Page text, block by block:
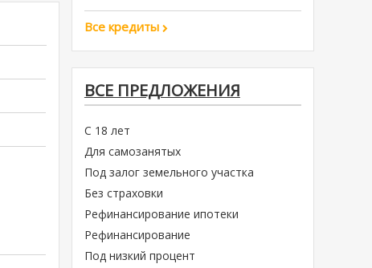
Все кредиты
ВСЕ ПРЕДЛОЖЕНИЯ
С 18 лет
Для самозанятых
Под залог земельного участка
Без страховки
Рефинансирование ипотеки
Рефинансирование
Под низкий процент